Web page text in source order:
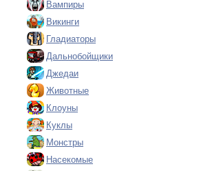
Вампиры
Викинги
Гладиаторы
Дальнобойщики
Джедаи
Животные
Клоуны
Куклы
Монстры
Насекомые